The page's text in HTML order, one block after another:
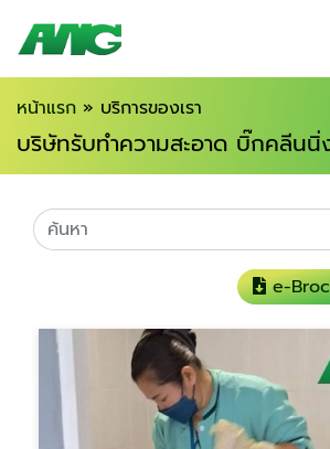
หน้าแรก » บริการของเรา
บริษัทรับทำความสะอาด บิ๊กคลีนนิ่
e-